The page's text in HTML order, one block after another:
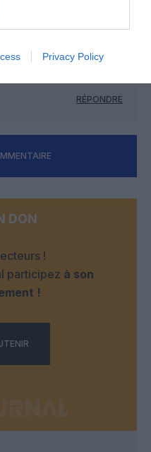
Privacy Policy
RÉPONDRE
DON
!
participez à son
!